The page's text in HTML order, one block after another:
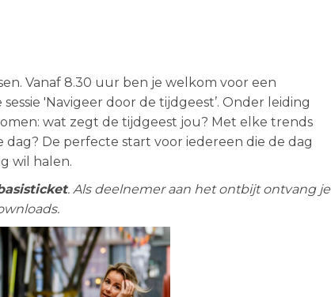
Vanaf 8.30 uur ben je welkom voor een
'Navigeer door de tijdgeest’. Onder leiding
wat zegt de tijdgeest jou? Met elke trends
De perfecte start voor iedereen die de dag
wil halen.
. Als deelnemer aan het ontbijt ontvang je